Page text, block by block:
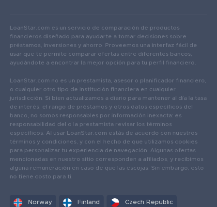
LoanStar.com es un servicio de comparación de productos
financieros diseñado para ayudarte a tomar decisiones sobre
préstamos, inversiones y ahorro. Proveemos una interfaz fácil de
usar que te permite comparar ofertas entre diferentes bancos,
ayudándote a encontrar la mejor opción para tu perfil financiero.
LoanStar.com no es un prestamista, asesor o planificador financiero,
o cualquier otro tipo de institución financiera en cualquier
jurisdicción. Si bien actualizamos a diario para mantener al día la tasa
de interés, el rango de préstamos y otros datos específicos del
banco, no somos responsables por información inexacta: es
responsabilidad del o la prestamista revisar los términos
específicos. Al usar LoanStar.com estás de acuerdo con nuestros
términos y condiciones, y con el hecho de que utilizamos cookies
para personalizar tu experiencia de navegación. Algunas ofertas
mencionadas en nuestro sitio corresponden a afiliados, y recibimos
alguna remuneración en caso de que las escojas. Sin embargo, esto
no tiene costo para ti.
Norway Finland Czech Republic